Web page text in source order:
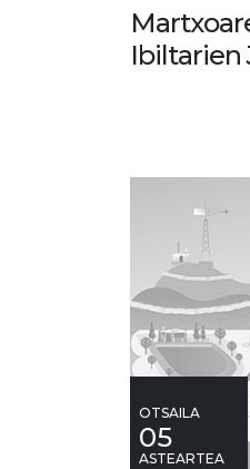
Ibiltarien
OTSAILA
05
ASTEARTEA